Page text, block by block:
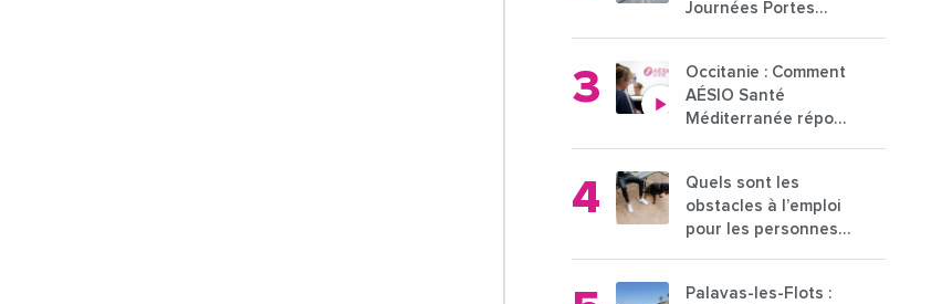
Journées Portes
21 octobre 2024
Occitanie : Comment
AÉSIO Santé
Méditerranée répond
médicaux ?
Quels sont les
obstacles à l’emploi
pour les personnes
Palavas-les-Flots :